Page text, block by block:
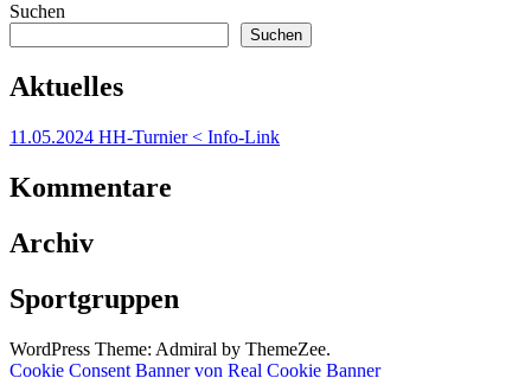
Suchen
Suchen
Aktuelles
11.05.2024 HH-Turnier < Info-Link
Kommentare
Archiv
Sportgruppen
WordPress Theme: Admiral by ThemeZee.
Cookie Consent Banner von Real Cookie Banner